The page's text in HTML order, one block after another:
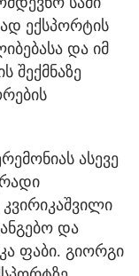
ექსპორტის
და იმ
შექმნაზე
ასევე
და
ფაბი. გიორგი